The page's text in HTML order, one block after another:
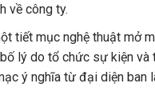
về công ty.
tiết mục nghệ thuật mở
lý do tổ chức sự kiện
ý nghĩa từ đại diện ban